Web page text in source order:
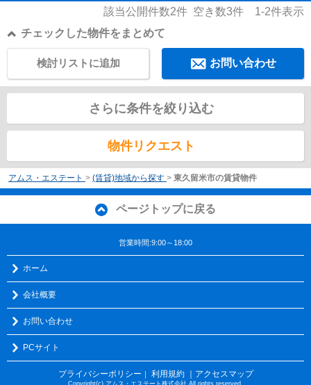
該当公開件数2件 空き数3件 1-2件表示
チェックした物件をまとめて
お問い合わせ
検討リストに追加
さらに条件を絞り込む
物件リクエスト
アムス・エステート > (賃貸)地域から探す > 東久留米市の賃貸物件
ページトップに戻る
営業時間:9:00～18:00
ホーム
会社概要
お問い合わせ
PCサイト
プライバシーポリシー ｜ 利用規約 ｜アクセスマップ
Copyright(c) アムス・エステート株式会社 All rights reserved.